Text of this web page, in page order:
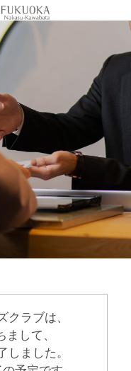
クラブは、
して、
しました。